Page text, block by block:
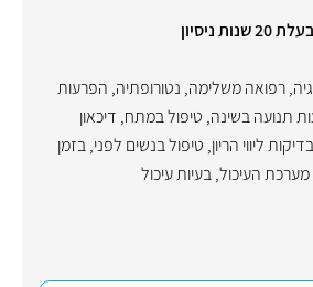
ניסיון
,רפואה משלימה, נטורופתיה, הפרעות
תנועה בשינה, טיפול במתח, דיכאון
בדיקות ליווי הריון, טיפול בנשים לפני, בזמן
העיכול,בעיות עיכול